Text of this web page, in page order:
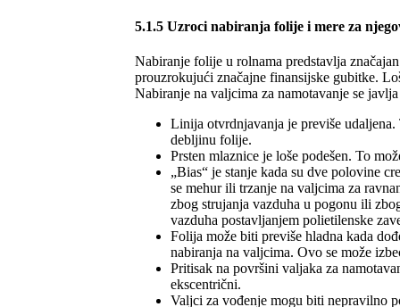
5.1.5 Uzroci nabiranja folije i mere za
Nabiranje folije u rolnama predstavlja
prouzrokujući značajne finansijske gubitke.
Nabiranje na valjcima za namotavanje se
Linija otvrdnjavanja je previše
debljinu folije.
Prsten mlaznice je loše podešen. To
„Bias“ je stanje kada su dve polovine
se mehur ili trzanje na valjcima za
zbog strujanja vazduha u pogonu ili
vazduha postavljanjem polietilenske
Folija može biti previše hladna kada
nabiranja na valjcima. Ovo se može
Pritisak na površini valjaka za
ekscentrični.
Valjci za vođenje mogu biti nepravilno